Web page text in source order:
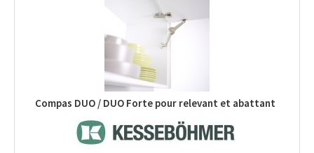
Compas DUO / DUO Forte pour relevant et abattant